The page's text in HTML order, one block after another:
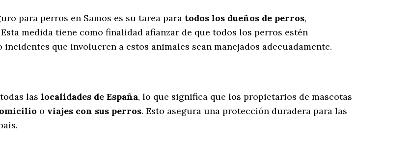
para perros en Samos es su tarea para todos los dueños de perros,
medida tiene como finalidad afianzar de que todos los perros estén
que involucren a estos animales sean manejados adecuadamente.
las localidades de España, lo que significa que los propietarios de mascotas
o viajes con sus perros. Esto asegura una protección duradera para las